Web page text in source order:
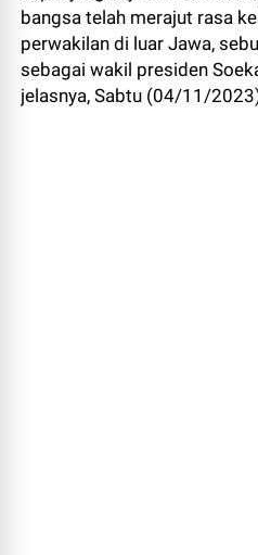
bangsa telah merajut rasa
perwakilan di luar Jawa,
sebagai wakil presiden
jelasnya, Sabtu (04/11/